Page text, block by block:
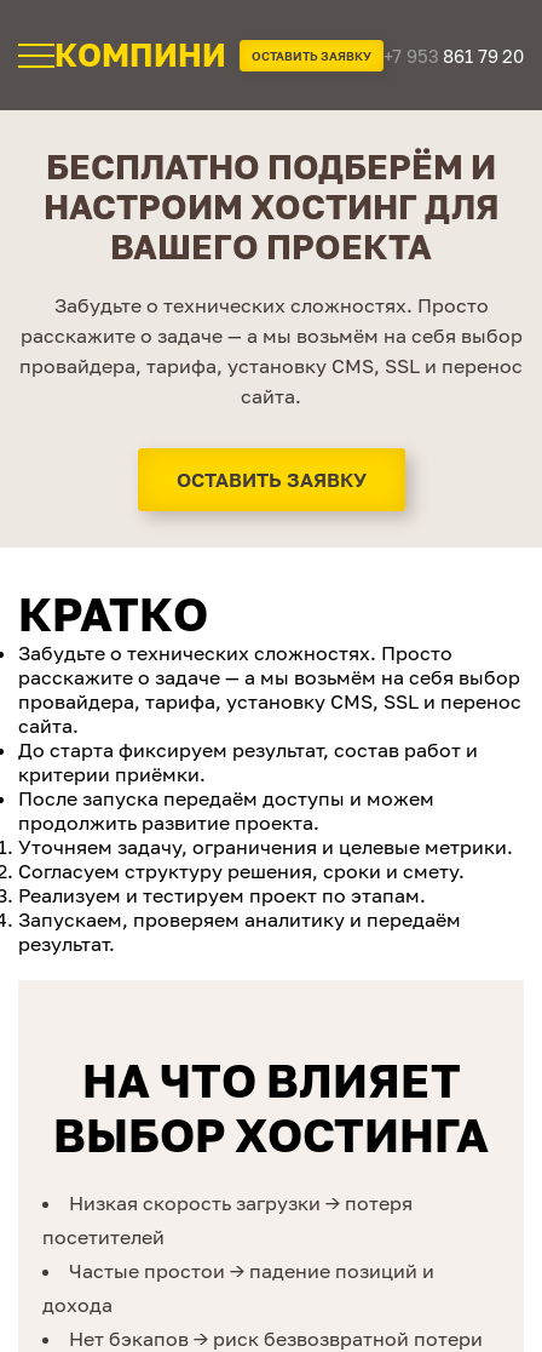
КОМПИНИ ОСТАВИТЬ ЗАЯВКУ +7 953 861 79 20
БЕСПЛАТНО ПОДБЕРЁМ И
НАСТРОИМ ХОСТИНГ ДЛЯ
ВАШЕГО ПРОЕКТА
Забудьте о технических сложностях. Просто
расскажите о задаче — а мы возьмём на себя выбор
провайдера, тарифа, установку CMS, SSL и перенос
сайта.
ОСТАВИТЬ ЗАЯВКУ
КРАТКО
Забудьте о технических сложностях. Просто
расскажите о задаче — а мы возьмём на себя выбор
провайдера, тарифа, установку CMS, SSL и перенос
сайта.
До старта фиксируем результат, состав работ и
критерии приёмки.
После запуска передаём доступы и можем
продолжить развитие проекта.
Уточняем задачу, ограничения и целевые метрики.
Согласуем структуру решения, сроки и смету.
Реализуем и тестируем проект по этапам.
Запускаем, проверяем аналитику и передаём
результат.
НА ЧТО ВЛИЯЕТ
ВЫБОР ХОСТИНГА
Низкая скорость загрузки → потеря
посетителей
Частые простои → падение позиций и
дохода
Нет бэкапов → риск безвозвратной потери